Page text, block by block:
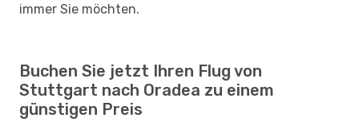
immer Sie möchten.
Buchen Sie jetzt Ihren Flug von
Stuttgart nach Oradea zu einem
günstigen Preis